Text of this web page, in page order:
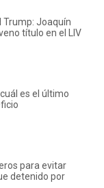
Trump: Joaquín
título en el LIV
es el último
para evitar
detenido por